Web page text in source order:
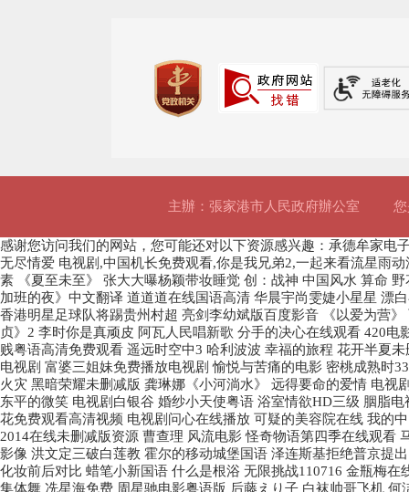
主辦：張家港市人民政府辦公室
感谢您访问我们的网站，您可能还对以下资源感兴趣：承德牟家电
无尽情爱 电视剧,中国机长免费观看,你是我兄弟2,一起来看流星雨
素 《夏至未至》 张大大曝杨颖带妆睡觉 创：战神 中国风水 算命
加班的夜》中文翻译 道道道在线国语高清 华晨宇尚雯婕小星星 漂
香港明星足球队将踢贵州村超 亮剑李幼斌版百度影音 《以爱为营
贞》2 李时你是真顽皮 阿瓦人民唱新歌 分手的决心在线观看 420
贱粤语高清免费观看 遥远时空中3 哈利波波 幸福的旅程 花开半夏
电视剧 富婆三姐妹免费播放电视剧 愉悦与苦痛的电影 密桃成熟时
火灾 黑暗荣耀未删减版 龚琳娜《小河淌水》 远得要命的爱情 电
东平的微笑 电视剧白银谷 婚纱小天使粤语 浴室情欲HD三级 胭脂
花免费观看高清视频 电视剧问心在线播放 可疑的美容院在线 我的
2014在线未删减版资源 曹查理 风流电影 怪奇物语第四季在线观看
影像 洪文定三破白莲教 霍尔的移动城堡国语 泽连斯基拒绝普京提
化妆前后对比 蜡笔小新国语 什么是根浴 无限挑战110716 金瓶梅
集体舞 冼星海免费 周星驰电影粤语版 后藤えり子 白袜帅哥飞机